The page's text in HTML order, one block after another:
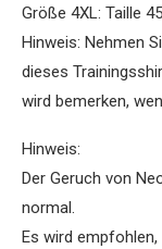
Größe 4XL: Taille
Hinweis: Nehmen
dieses
wird bemerken,
Hinweis:
Der Geruch von
normal.
Es wird